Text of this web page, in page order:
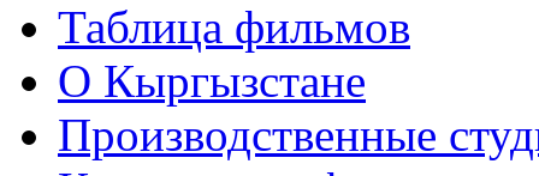
Таблица фильмов
О Кыргызстане
Производственные